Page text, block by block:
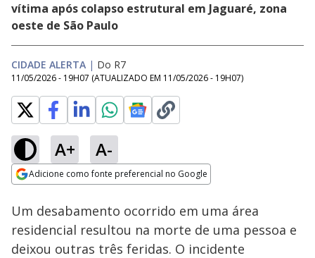
vítima após colapso estrutural em Jaguaré, zona
oeste de São Paulo
CIDADE ALERTA | Do R7
11/05/2026 - 19H07 (ATUALIZADO EM 11/05/2026 - 19H07)
A+ A-
Adicione como fonte preferencial no Google
termina com
padrasto morto a
facadas na zona
norte de SP
Ativar
Loaded
18.34%
Um desabamento ocorrido em uma área
residencial resultou na morte de uma pessoa e
deixou outras três feridas. O incidente